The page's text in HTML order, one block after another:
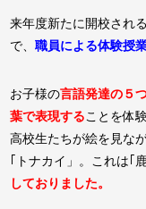
来年度新たに開校される
で、職員による体験授
お子様の言語発達の５
葉で表現することを体
高校生たちが絵を見な
｢トナカイ」。これは｢
しておりました。